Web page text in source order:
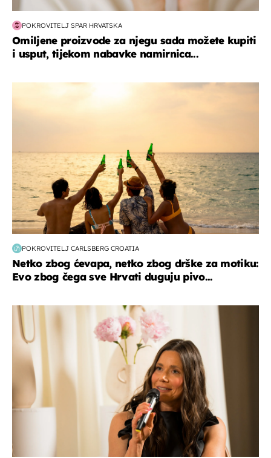
POKROVITELJ SPAR HRVATSKA
Omiljene proizvode za njegu sada možete kupiti
i usput, tijekom nabavke namirnica...
POKROVITELJ CARLSBERG CROATIA
Netko zbog ćevapa, netko zbog drške za motiku:
Evo zbog čega sve Hrvati duguju pivo...
moda & ljepota